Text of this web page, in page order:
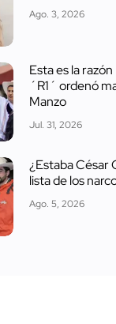
Ago. 3, 2026
Esta es la
´R1´ ordenó
Manzo
Jul. 31, 2026
¿Estaba César
lista de los
Ago. 5, 2026